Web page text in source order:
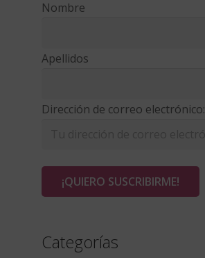
Nombre
Apellidos
Dirección de correo electrónico:
Categorías